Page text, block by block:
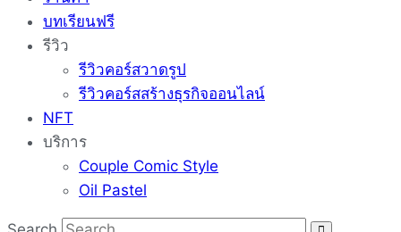
บทเรียนฟรี
รีวิว
รีวิวคอร์สวาดรูป
รีวิวคอร์สสร้างธุรกิจออนไลน์
NFT
บริการ
Couple Comic Style
Oil Pastel